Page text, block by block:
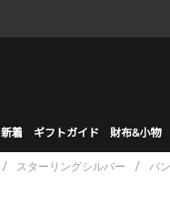
8/17(
贈る相
新着 ギフトガイド 財布&小物
/ スターリングシルバー / バ